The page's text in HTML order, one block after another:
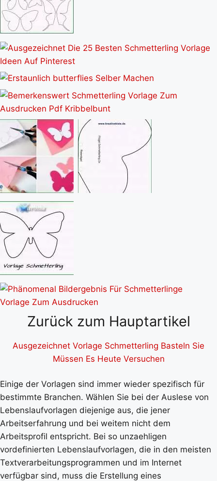
Zurück zum Hauptartikel
Ausgezeichnet Vorlage Schmetterling Basteln Sie
Müssen Es Heute Versuchen
Einige der Vorlagen sind immer wieder spezifisch für
bestimmte Branchen. Wählen Sie bei der Auslese von
Lebenslaufvorlagen diejenige aus, die jener
Arbeitserfahrung und bei weitem nicht dem
Arbeitsprofil entspricht. Bei so unzaehligen
vordefinierten Lebenslaufvorlagen, die in den meisten
Textverarbeitungsprogrammen und im Internet
verfügbar sind, muss die Erstellung eines